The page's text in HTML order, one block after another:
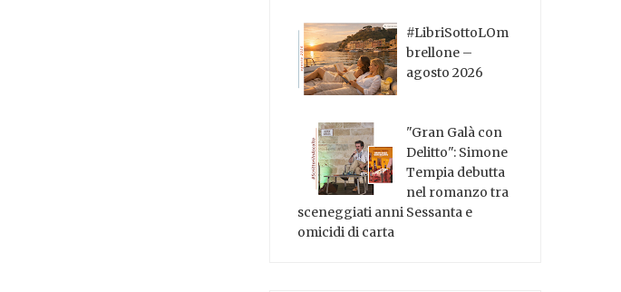
#LibriSottoLOm
brellone –
agosto 2026
"Gran Galà con
Delitto": Simone
Tempia debutta
nel romanzo tra
sceneggiati anni Sessanta e
omicidi di carta